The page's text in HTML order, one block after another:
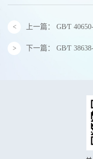
上一篇： GB∕T
下一篇： GB∕T